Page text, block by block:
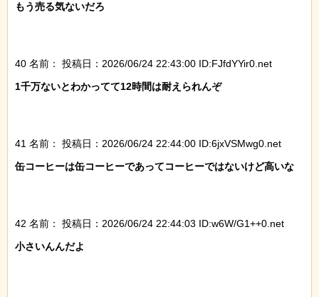
もう売る気ないだろ
40 名前：
投稿日：2026/06/24 22:43:00 ID:FJfdYYir0.net
1千万ないとわかってて12時間は耐えられんぞ
41 名前：
投稿日：2026/06/24 22:44:00 ID:6jxVSMwg0.net
缶コーヒーは缶コーヒーであってコーヒーではないけど高いな
42 名前：
投稿日：2026/06/24 22:44:03 ID:w6W/G1++0.net
小さいんんだよ